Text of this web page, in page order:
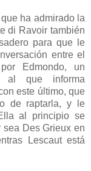
ha admirado la
di Ravoir también
para que le
entre el
Edmondo, un
al que informa
este último, que
de raptarla, y le
al principio se
Des Grieux en
Lescaut está